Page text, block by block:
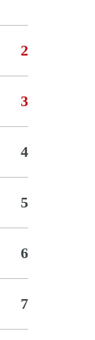
2
3
4
5
6
7